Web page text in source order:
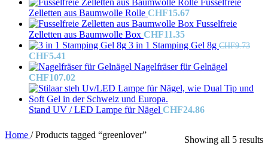
Zelletten aus Baumwolle Rolle CHF15.67
Fusselfreie
Zelletten aus Baumwolle Box CHF11.35
3 in 1 Stamping Gel 8g CHF9.73
Original
price
was:
CHF9.73.
CHF5.41
price
is:
CHF5.41.
Nagelfräser für Gelnägel
CHF107.02
Stand UV / LED Lampe für Nägel CHF24.86
Home / Products tagged “greenlover” Showing all 5 results